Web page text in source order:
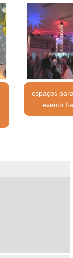
espaços
evento